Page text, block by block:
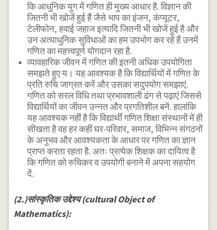
कि आधुनिक युग में गणित ही मुख्य आधार है. विज्ञान की
जितनी भी खोजें हुई हैं जैसे भाप का इंजन, कंप्यूटर,
टेलीफोन, हवाई जहाज इत्यादि जितनी भी खोजें हुई है और
उन अत्याधुनिक सुविधाओं का हम उपभोग कर रहें हैं उनमें
गणित का महत्त्वपूर्ण योगदान रहा है.
व्यावहारिक जीवन में गणित की इतनी अधिक उपयोगिता
समझते हुए य। यह आवश्यक है कि विद्यार्थियों में गणित के
प्रति रुचि जाग्रत करें और उसका सदुपयोग समझाएं.
गणित को सरल विधि तथा प्रभावशाली ढंग से पढ़ाएं जिससे
विद्यार्थियों का जीवन उन्नत और प्रगतिशील बनें. हालांकि
यह आवश्यक नहीं है कि विद्यार्थी गणित शिक्षा संस्थानों में ही
सीखता है वह हर कहीं घर-परिवार, समाज, विभिन्न संगठनों
के अनुभव और आवश्यकता के आधार पर गणित का ज्ञान
प्राप्त करता रहता है. अतः प्रत्येक शिक्षक का दायित्व है
कि गणित को रुचिकर व उपयोगी बनाने में अपना सहयोग
दें.
(2.)सांस्कृतिक उद्देश्य (cultural Object of
Mathematics):